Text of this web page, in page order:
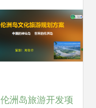
约|新中式
伦洲岛旅游开发项